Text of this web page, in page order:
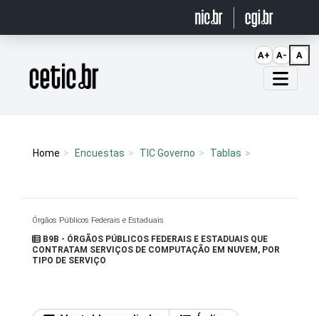
Página inicial
Home Encuestas TIC Governo Tablas
Órgãos Públicos Federais e Estaduais
B9B - ÓRGÃOS PÚBLICOS FEDERAIS E ESTADUAIS QUE
CONTRATAM SERVIÇOS DE COMPUTAÇÃO EM NUVEM, POR
TIPO DE SERVIÇO
A+ A- A